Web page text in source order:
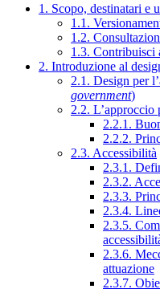
1. Scopo, destinatari e
1.1.
1.2.
1.3. Contribuisci
2. Introduzione al
2.1. Design per
government)
2.2. L’approccio
2.2.1.
2.2.2.
2.3. Accessibilità
2.3.1.
2.3.2.
2.3.3.
2.3.4.
2.3.5.
2.3.6.
attuazione
2.3.7.